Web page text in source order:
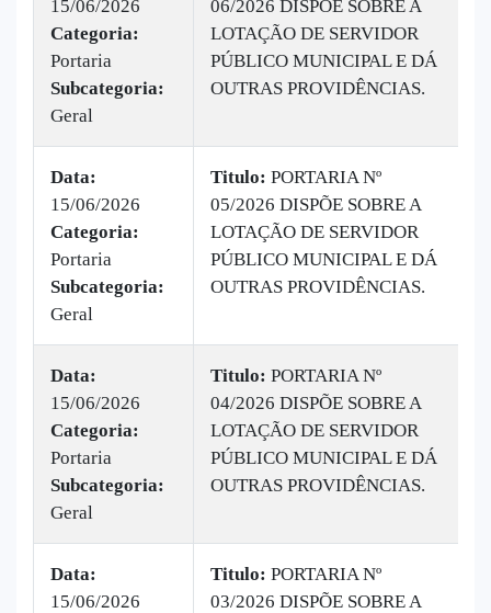
15/06/2026
Categoria:
Portaria
Subcategoria:
Geral
06/2026 DISPÕE SOBRE A
LOTAÇÃO DE SERVIDOR
PÚBLICO MUNICIPAL E DÁ
OUTRAS PROVIDÊNCIAS.
Data:
15/06/2026
Categoria:
Portaria
Subcategoria:
Geral
Titulo: PORTARIA Nº
05/2026 DISPÕE SOBRE A
LOTAÇÃO DE SERVIDOR
PÚBLICO MUNICIPAL E DÁ
OUTRAS PROVIDÊNCIAS.
Data:
15/06/2026
Categoria:
Portaria
Subcategoria:
Geral
Titulo: PORTARIA Nº
04/2026 DISPÕE SOBRE A
LOTAÇÃO DE SERVIDOR
PÚBLICO MUNICIPAL E DÁ
OUTRAS PROVIDÊNCIAS.
Data:
15/06/2026
Titulo: PORTARIA Nº
03/2026 DISPÕE SOBRE A